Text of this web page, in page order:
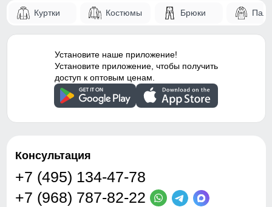
Куртки Костюмы Брюки
Установите наше приложение!
Установите приложение, чтобы получить
доступ к оптовым ценам.
Консультация
+7 (495) 134-47-78
+7 (968) 787-82-22